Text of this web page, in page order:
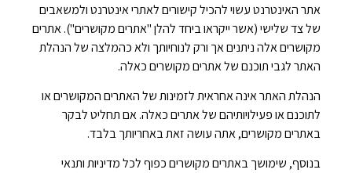
אתר האינטרנט עשוי להכיל קישורים לאתרי אינטרנט ולמשאבים
של צד שלישי (אשר ייקראו ביחד להלן "אתרים מקושרים"). אתרים
מקושרים אלה ניתנים אך ורק לנוחיותך ולא כהמלצה של הנהלת
האתר לגבי תוכנם של אתרים מקושרים כאלה.
הנהלת האתר אינה אחראית לזמינות של האתרים המקושרים או
לתוכנם או פעילויותיהם של אתרים כאלה. אם תחליט לבקר
באתרים מקושרים, אתה עושה זאת באחריותך בלבד.
בנוסף, שימושך באתרים מקושרים כפוף לכל מדיניות ותנאי